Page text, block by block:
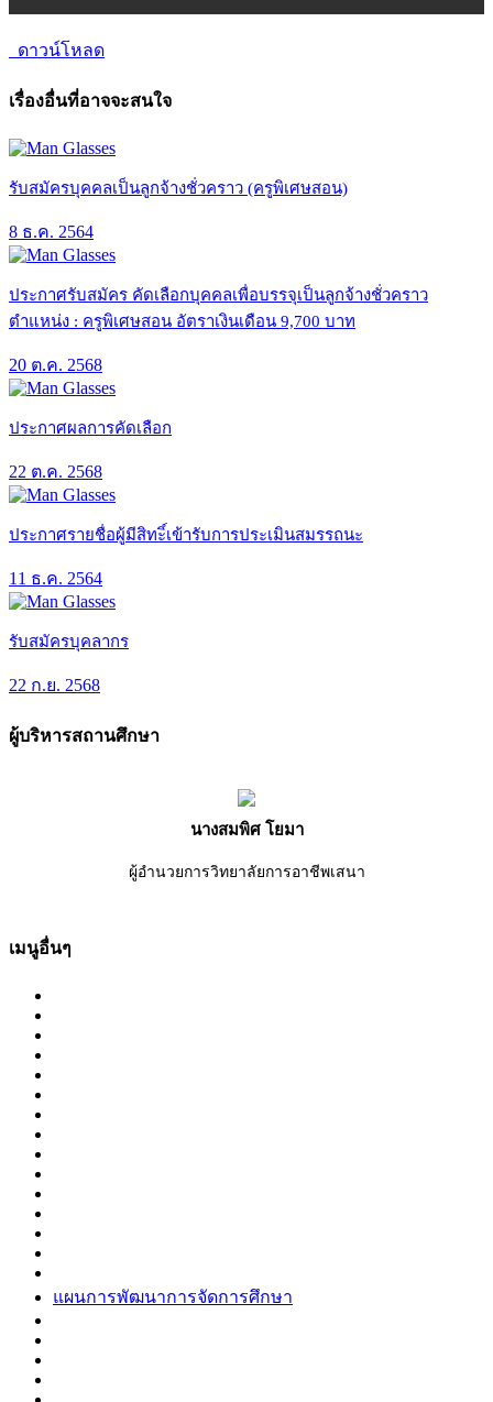
ดาวน์โหลด
เรื่องอื่นที่อาจจะสนใจ
รับสมัครบุคคลเป็นลูกจ้างชั่วคราว (ครูพิเศษสอน)
8 ธ.ค. 2564
ประกาศรับสมัคร คัดเลือกบุคคลเพื่อบรรจุเป็นลูกจ้างชั่วคราว
ตำแหน่ง : ครูพิเศษสอน อัตราเงินเดือน 9,700 บาท
20 ต.ค. 2568
ประกาศผลการคัดเลือก
22 ต.ค. 2568
ประกาศรายชื่อผู้มีสิทะิ์เข้ารับการประเมินสมรรถนะ
11 ธ.ค. 2564
รับสมัครบุคลากร
22 ก.ย. 2568
ผู้บริหารสถานศึกษา
นางสมพิศ โยมา
ผู้อำนวยการวิทยาลัยการอาชีพเสนา
เมนูอื่นๆ
แผนการพัฒนาการจัดการศึกษา